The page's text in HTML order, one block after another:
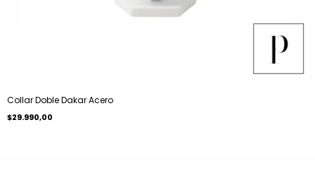
Collar Doble Dakar Acero
$29.990,00